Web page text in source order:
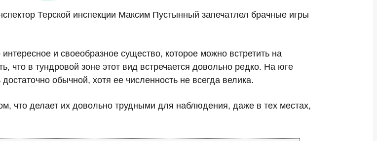
Терской инспекции Максим Пустынный запечатлел брачные игры
и своеобразное существо, которое можно встретить на
что в тундровой зоне этот вид встречается довольно редко. На юге
обычной, хотя ее численность не всегда велика.
что делает их довольно трудными для наблюдения, даже в тех местах,